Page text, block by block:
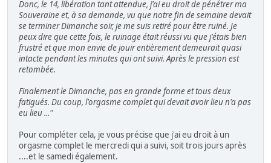
Donc, le 14, libération tant attendue, j'ai eu droit de pénétrer ma
Souveraine et, à sa demande, vu que notre fin de semaine devait
se terminer Dimanche soir, je me suis retiré pour être ruiné. Je
peux dire que cette fois, le ruinage était réussi vu que j'étais bien
frustré et que mon envie de jouir entièrement demeurait quasi
intacte pendant les minutes qui ont suivi. Après le pression est
retombée.
Finalement le Dimanche, pas en grande forme et tous deux
fatigués. Du coup, l'orgasme complet qui devait avoir lieu n'a pas
eu lieu ..."
Pour compléter cela, je vous précise que j'ai eu droit à un
orgasme complet le mercredi qui a suivi, soit trois jours après
....et le samedi également.